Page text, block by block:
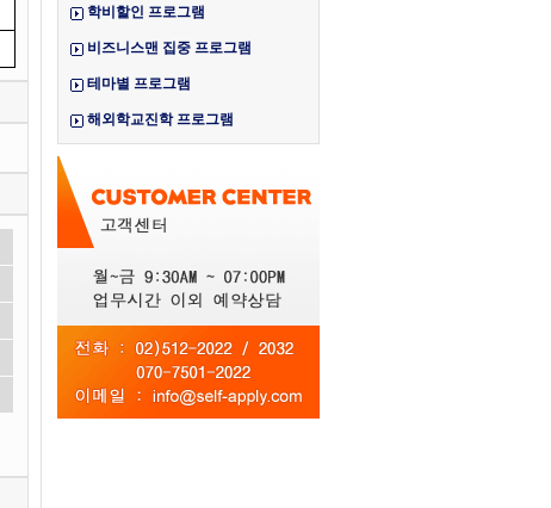
학비할인 프로그램
비즈니스맨 집중 프로그램
테마별 프로그램
해외학교진학 프로그램